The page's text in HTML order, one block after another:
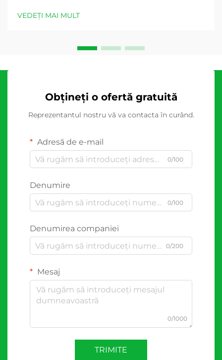
VEDEȚI MAI MULT
Obțineți o ofertă gratuită
Reprezentantul nostru vă va contacta în curând.
Adresă de e-mail
0/100
Denumire
0/100
Denumirea companiei
0/200
Mesaj
0/1000
TRIMITE